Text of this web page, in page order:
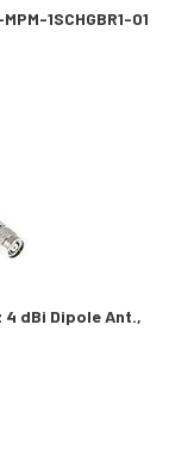
1SCHGBR1-01
4 dBi Dipole Ant.,